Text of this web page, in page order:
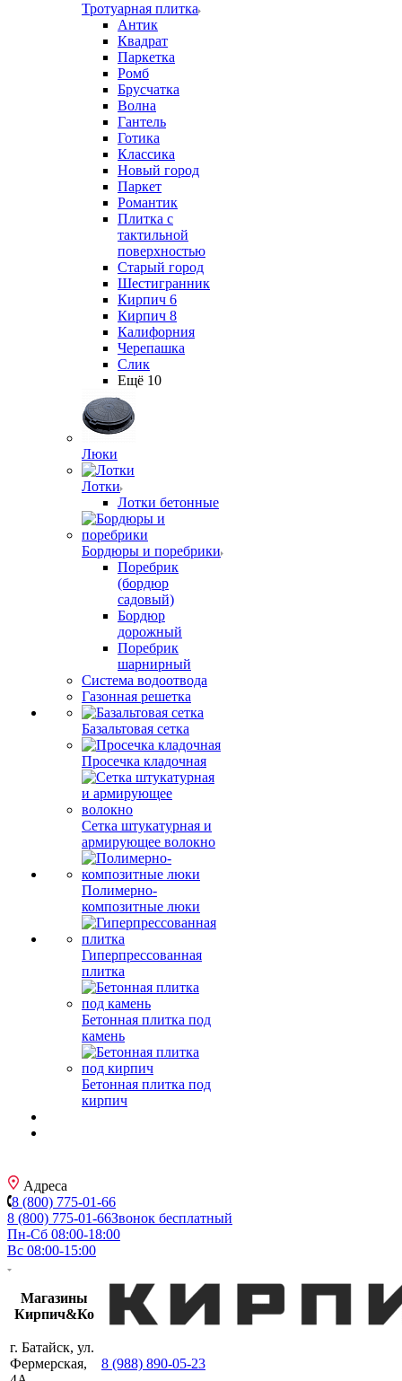
Тротуарная плитка
Антик
Квадрат
Паркетка
Ромб
Брусчатка
Волна
Гантель
Готика
Классика
Новый город
Паркет
Романтик
Плитка с
тактильной
поверхностью
Старый город
Шестигранник
Кирпич 6
Кирпич 8
Калифорния
Черепашка
Слик
Ещё 10
Люки
Лотки
Лотки бетонные
Бордюры и поребрики
Поребрик
(бордюр
садовый)
Бордюр
дорожный
Поребрик
шарнирный
Система водоотвода
Газонная решетка
Базальтовая сетка
Просечка кладочная
Сетка штукатурная и
армирующее волокно
Полимерно-
композитные люки
Гиперпрессованная
плитка
Бетонная плитка под
камень
Бетонная плитка под
кирпич
Адреса
8 (800) 775-01-66
8 (800) 775-01-66Звонок бесплатный
Пн-Сб 08:00-18:00
Вс 08:00-15:00
Магазины
Кирпич&Ко
г. Батайск, ул.
Фермерская,
8 (988) 890-05-23